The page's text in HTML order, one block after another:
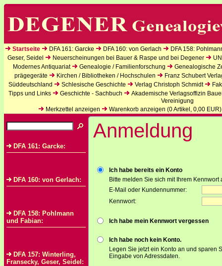
Startseite DFA 161: Garcke DFA 160: von Gerlach
DFA 158:
Geser, Seidel
Neuerscheinungen bei Bauer & Raspe und bei Degener
Modernes Antiquariat
Genealogie / Familienforschung
Genealogische
prägegeräte
Kirchen / Bibliotheken / Hochschulen
Franz Schubert
Süddeutschland
Schlesische Geschichte Verlag Christoph Schmidt
Tipps und Links
Geschichte - Sachbuch
Akademische Verlagsoffizin
Vereinigung
Merkzettel anzeigen
Warenkorb anzeigen (0Artikel, 0,00 EUR)
DFA 161: Garcke:
DFA 160: von Gerlach:
DFA 158: Pohlmann
und Fabian:
DFA 157: Winterling,
Fransecky, Geser, Seidel:
Anmeldung
Ich habe bereits ein Konto
Bitte melden Sie sich mit Ihrem Kennwort
E-Mail oder Kundennummer:
Kennwort:
Ich habe mein Kennwort vergessen
Ich habe noch kein Konto.
Legen Sie jetzt ein Konto an und sparen
Eingabe von Adressdaten.